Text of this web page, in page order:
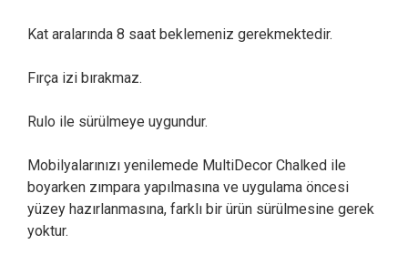
Kat aralarında 8 saat beklemeniz gerekmektedir.
Fırça izi bırakmaz.
Rulo ile sürülmeye uygundur.
Mobilyalarınızı yenilemede MultiDecor Chalked ile
boyarken zımpara yapılmasına ve uygulama öncesi
yüzey hazırlanmasına, farklı bir ürün sürülmesine gerek
yoktur.